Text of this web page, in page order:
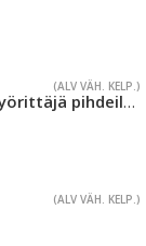
(ALV VÄH. KELP.)
Hitachi Zaxis 60 usb, pyörittäjä pihdeillä. S45
(ALV VÄH. KELP.)